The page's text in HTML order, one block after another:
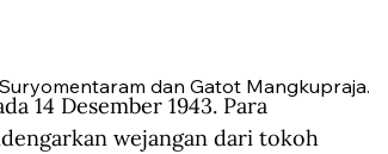
dan Gatot Mangkupraja.
14 Desember 1943. Para
wejangan dari tokoh